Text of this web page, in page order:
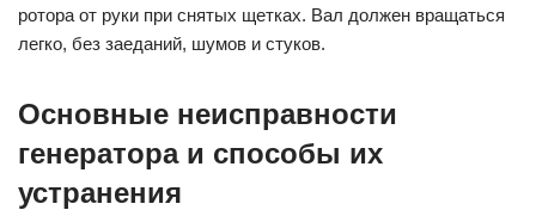
ротора от руки при снятых щетках. Вал должен вращаться
легко, без заеданий, шумов и стуков.
Основные неисправности
генератора и способы их
устранения